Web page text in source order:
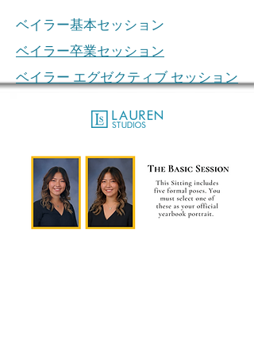
ベイラー基本セッション
ベイラー卒業セッション
ベイラー エグゼクティブ セッション